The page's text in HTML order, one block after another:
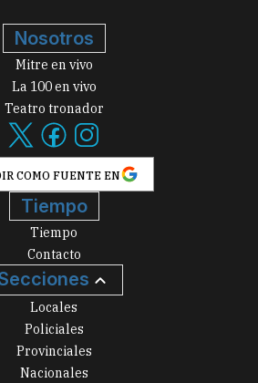
Nosotros
Mitre en vivo
La 100 en vivo
Teatro tronador
COMO FUENTE EN
Tiempo
Tiempo
Contacto
Locales
Policiales
Provinciales
Nacionales